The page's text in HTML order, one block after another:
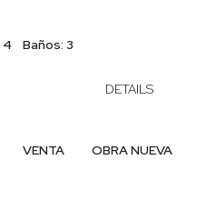
4 Baños: 3
DETAILS
OBRA NUEVA
VENTA